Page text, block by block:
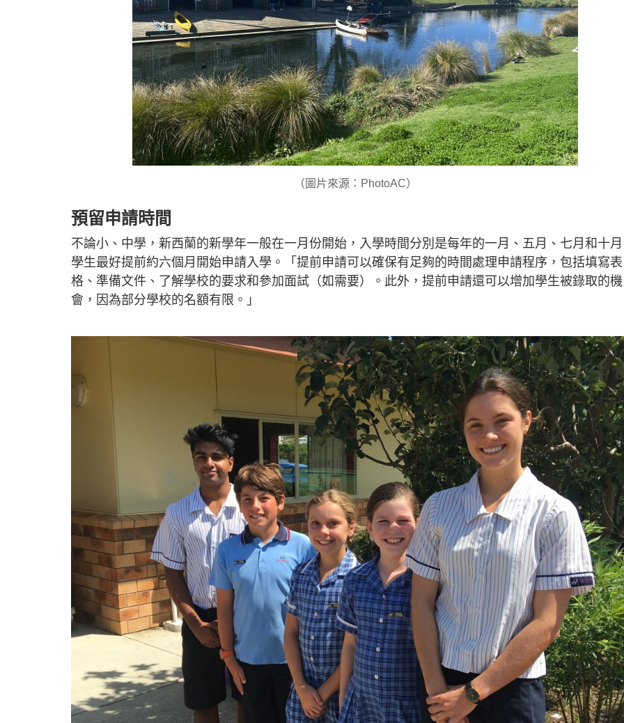
（圖片來源：PhotoAC）
預留申請時間
不論小、中學，新西蘭的新學年一般在一月份開始，入學時間分別是每年的一月、五月、七月和十
學生最好提前約六個月開始申請入學。「提前申請可以確保有足夠的時間處理申請程序，包括填寫表
格、準備文件、了解學校的要求和參加面試（如需要）。此外，提前申請還可以增加學生被錄取的機
會，因為部分學校的名額有限。」